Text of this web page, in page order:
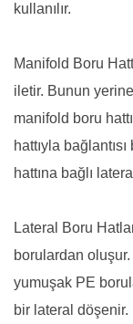
kullanılır.
Manifold Boru
iletir. Bunun
manifold boru
hattıyla
hattına bağlı
Lateral Boru
borulardan
yumuşak PE
bir lateral döşenir.